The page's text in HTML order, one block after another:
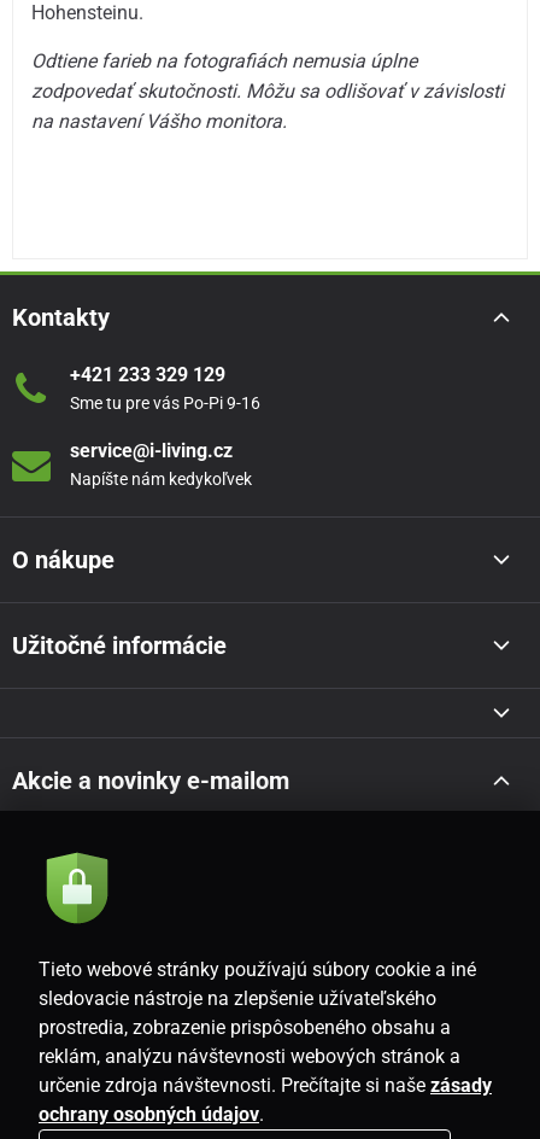
Hohensteinu.
Odtiene farieb na fotografiách nemusia úplne
zodpovedať skutočnosti. Môžu sa odlišovať v závislosti
na nastavení Vášho monitora.
Kontakty
+421 233 329 129
Sme tu pre vás Po-Pi 9-16
service@i-living.cz
Napíšte nám kedykoľvek
O nákupe
Užitočné informácie
Akcie a novinky e-mailom
Súhlasím so
SK
Tieto webové stránky používajú súbory cookie a iné
sledovacie nástroje na zlepšenie užívateľského
prostredia, zobrazenie prispôsobeného obsahu a
reklám, analýzu návštevnosti webových stránok a
určenie zdroja návštevnosti. Prečítajte si naše zásady
ochrany osobných údajov.